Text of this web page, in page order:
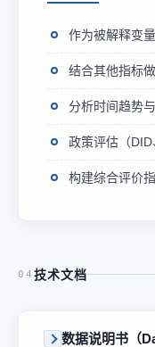
作为被解释变
结合其他指标
分析时间趋势
政策评估（DID
构建综合评价
04 技术文档
数据说明书（